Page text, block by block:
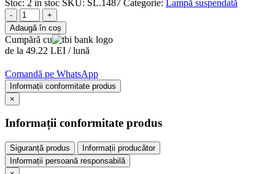
Stoc: 2 în stoc SKU: SL.1487 Categorie: Lampă suspendată
-
+
Adaugă în coș
Cumpără cu
de la 49.22 LEI / lună
Comandă pe WhatsApp
Informații conformitate produs
×
Informații conformitate produs
Siguranță produs
Informații producător
Informații persoană responsabilă